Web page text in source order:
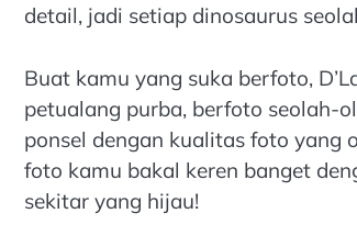
detail, jadi setiap dinosaurus
Buat kamu yang suka berfoto,
petualang purba, berfoto seolah-
ponsel dengan kualitas foto yang
foto kamu bakal keren banget
sekitar yang hijau!